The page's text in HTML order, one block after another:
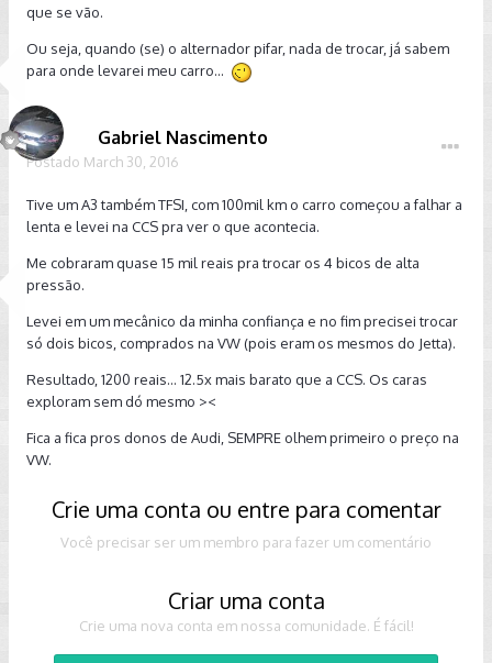
José em Pinheiros (aposto que vários colegas aqui
conhecem). Abriram a ventoinha, e viram que as sapatas
totalmente gastas. Trocaram as sapatas, deram uma limpada
e azeitada, e por R$ 200 eu estava com o AC funcionando a
100% de novo. A 1/31 avos do preço que eu teria gasto na
Fiquei muito feliz com a história, não só pelo dinheiro salvo,
mas pelo sempre gratificante ato de consertar uma máquina,
para mim muito mais grandioso que uma simples troca. E
mostra como está ficando difícil fazer consertos nas CSS.
Desculpem por alugá-los com esta história.
que se vão.
Ou seja, quando (se) o alternador pifar, nada de trocar, já sabem
para onde levarei meu carro...
Gabriel Nascimento
Postado March 30, 2016
Tive um A3 também TFSI, com 100mil km o carro começou a falhar a
lenta e levei na CCS pra ver o que acontecia.
Me cobraram quase 15 mil reais pra trocar os 4 bicos de alta
pressão.
Levei em um mecânico da minha confiança e no fim precisei trocar
só dois bicos, comprados na VW (pois eram os mesmos do Jetta).
Resultado, 1200 reais... 12.5x mais barato que a CCS. Os caras
exploram sem dó mesmo ><
Fica a fica pros donos de Audi, SEMPRE olhem primeiro o preço na
VW.
Crie uma conta ou entre para comentar
Você precisar ser um membro para fazer um comentário
Criar uma conta
Crie uma nova conta em nossa comunidade. É fácil!